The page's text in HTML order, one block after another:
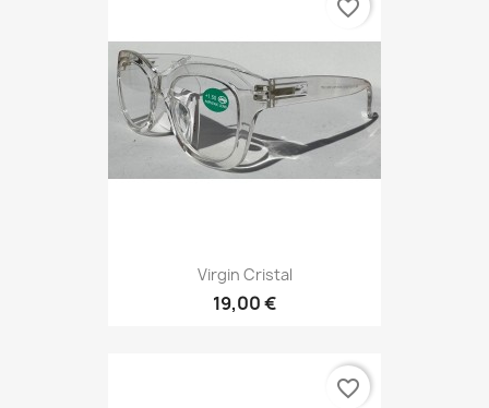
Virgin Cristal
19,00 €
favorite_border
favorite_border